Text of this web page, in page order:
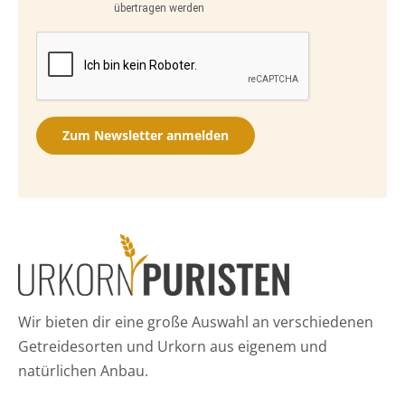
übertragen werden
Zum Newsletter anmelden
Wir bieten dir eine große Auswahl an verschiedenen
Getreidesorten und Urkorn aus eigenem und
natürlichen Anbau.